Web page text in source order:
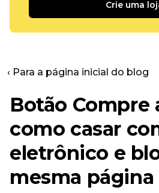
Crie uma
‹ Para a página inicial do blog
Botão Compre
como casar
eletrônico e
mesma página